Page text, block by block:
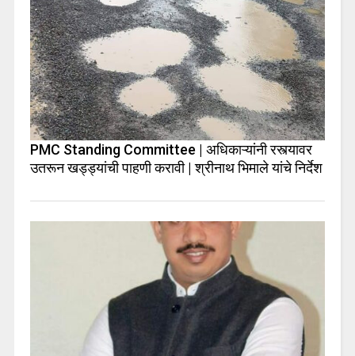
PMC Standing Committee | अधिकाऱ्यांनी रस्त्यावर
उतरून खड्ड्यांची पाहणी करावी | श्रीनाथ भिमाले यांचे निर्देश